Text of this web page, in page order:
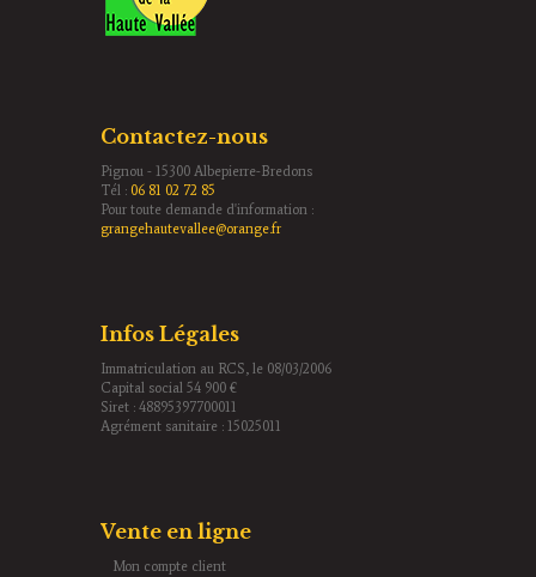
Contactez-nous
Pignou - 15300 Albepierre-Bredons
Tél : 06 81 02 72 85
Pour toute demande d'information :
grangehautevallee@orange.fr
Infos Légales
Immatriculation au RCS, le 08/03/2006
Capital social 54 900 €
Siret : 48895397700011
Agrément sanitaire : 15025011
Vente en ligne
Mon compte client